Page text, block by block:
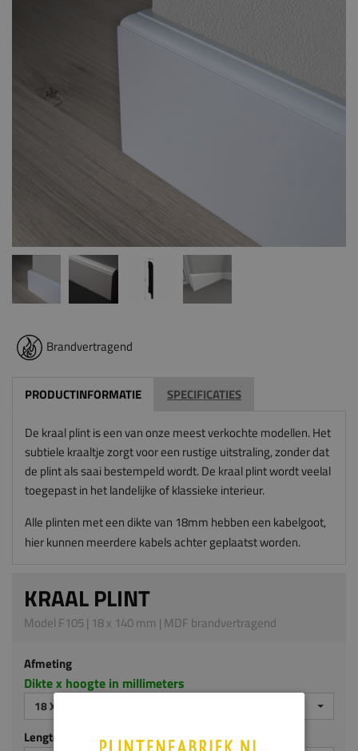
Brandvertragend
PRODUCTINFORMATIE SPECIFICATIES
De kraal plint is een van onze meest verkochte modellen. Het
subtiele kraaltje zorgt voor een rustige uitstraling, zonder dat
de plint als saai bestempeld wordt. De kraal plint wordt veelal
toegepast in het landelijke of klassieke interieur.
Alle plinten met een dikte van 18mm hebben een kabelgoot,
hier kunnen meerdere kabels achter geplaatst worden.
KRAAL PLINT
Model F105 | 18 x 140 mm | MDF brandvertragend
Afmeting
Dikte x hoogte in millimeters
18 X 140 MM
Lengte (mm)